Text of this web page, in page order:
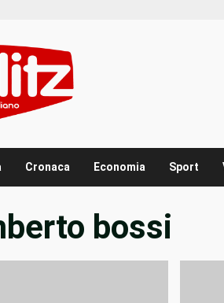
Cronaca Economia Sport
bossi